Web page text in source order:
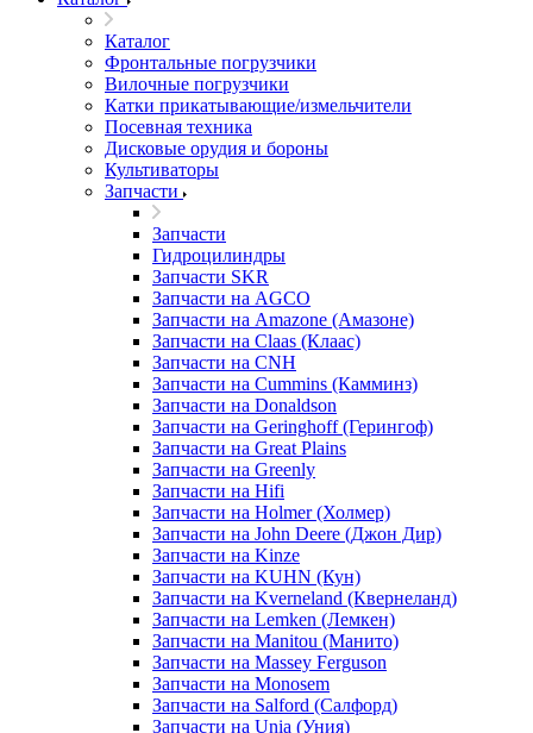
Каталог
Фронтальные погрузчики
Вилочные погрузчики
Катки прикатывающие/измельчители
Посевная техника
Дисковые орудия и бороны
Культиваторы
Запчасти
Запчасти
Гидроцилиндры
Запчасти SKR
Запчасти на AGCO
Запчасти на Amazone (Амазоне)
Запчасти на Claas (Клаас)
Запчасти на CNH
Запчасти на Cummins (Камминз)
Запчасти на Donaldson
Запчасти на Geringhoff (Герингоф)
Запчасти на Great Plains
Запчасти на Greenly
Запчасти на Hifi
Запчасти на Holmer (Холмер)
Запчасти на John Deere (Джон Дир)
Запчасти на Kinze
Запчасти на KUHN (Кун)
Запчасти на Kverneland (Квернеланд)
Запчасти на Lemken (Лемкен)
Запчасти на Manitou (Манито)
Запчасти на Massey Ferguson
Запчасти на Monosem
Запчасти на Salford (Салфорд)
Запчасти на Unia (Уния)